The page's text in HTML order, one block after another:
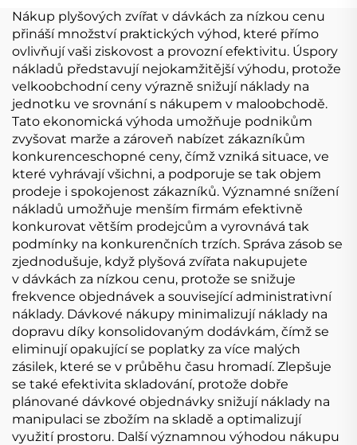
vycpaná liška
Nákup plyšových zvířat v dávkách za nízkou cenu
přináší množství praktických výhod, které přímo
ovlivňují vaši ziskovost a provozní efektivitu. Úspory
nákladů představují nejokamžitější výhodu, protože
velkoobchodní ceny výrazně snižují náklady na
jednotku ve srovnání s nákupem v maloobchodě.
Tato ekonomická výhoda umožňuje podnikům
zvyšovat marže a zároveň nabízet zákazníkům
konkurenceschopné ceny, čímž vzniká situace, ve
které vyhrávají všichni, a podporuje se tak objem
prodeje i spokojenost zákazníků. Významné snížení
nákladů umožňuje menším firmám efektivně
konkurovat větším prodejcům a vyrovnává tak
podmínky na konkurenčních trzích. Správa zásob se
zjednodušuje, když plyšová zvířata nakupujete
v dávkách za nízkou cenu, protože se snižuje
frekvence objednávek a související administrativní
náklady. Dávkové nákupy minimalizují náklady na
dopravu díky konsolidovaným dodávkám, čímž se
eliminují opakující se poplatky za více malých
zásilek, které se v průběhu času hromadí. Zlepšuje
se také efektivita skladování, protože dobře
plánované dávkové objednávky snižují náklady na
manipulaci se zbožím na skladě a optimalizují
využití prostoru. Další významnou výhodou nákupu